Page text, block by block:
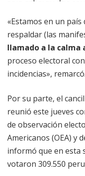
«Estamos en un
respaldar (las
llamado a la calma
proceso electoral
incidencias», remarcó.
Por su parte, el
reunió este jueves
de observación
Americanos (OEA) y
informó que en esta
votaron 309.550